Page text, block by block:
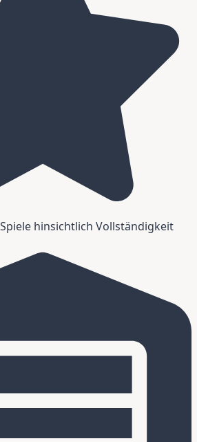
hinsichtlich Vollständigkeit